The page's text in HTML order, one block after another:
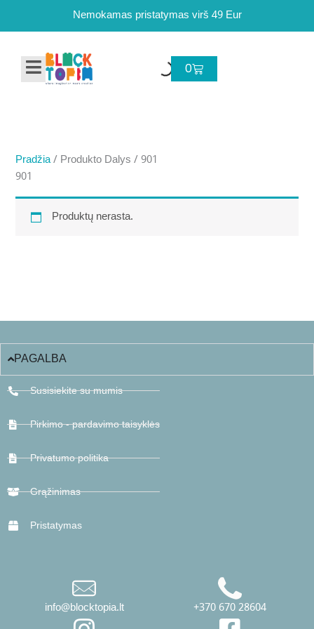
Nemokamas pristatymas virš 49 Eur
0
Cart
Pradžia/ Produkto Dalys / 901
901
Produktų nerasta.
PAGALBA
Susisiekite su mumis
Pirkimo - pardavimo taisyklės
Privatumo politika
Grąžinimas
Pristatymas
info@blocktopia.lt +370 670 28604